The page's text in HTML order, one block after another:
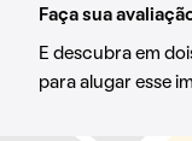
Faça sua
E descubra em
para alugar esse